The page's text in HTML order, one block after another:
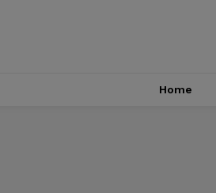
Home